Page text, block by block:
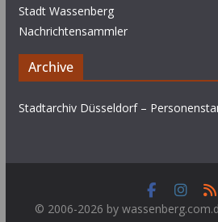
Stadt Wassenberg
Nachrichtensammler
Archive
Stadtarchiv Düsseldorf –
© 2006-2026 by